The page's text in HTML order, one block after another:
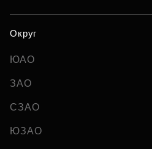
Округ
ЮАО
ЗАО
СЗАО
ЮЗАО